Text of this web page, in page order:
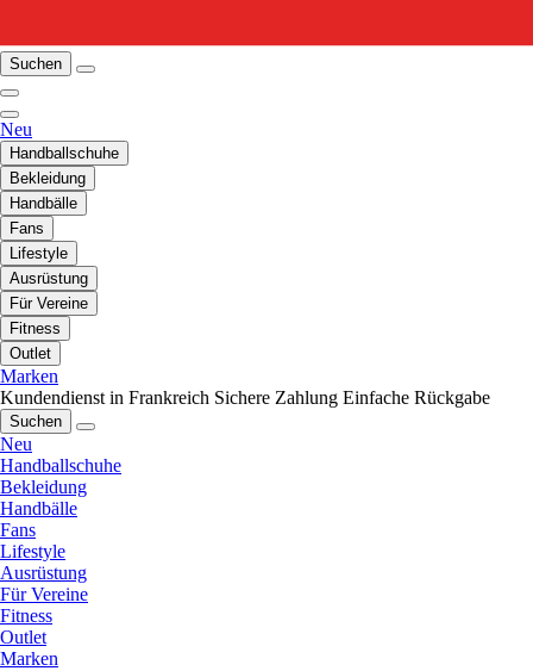
Suchen
Neu
Handballschuhe
Bekleidung
Handbälle
Fans
Lifestyle
Ausrüstung
Für Vereine
Fitness
Outlet
Marken
Kundendienst in Frankreich Sichere Zahlung Einfache Rückgabe
Suchen
Neu
Handballschuhe
Bekleidung
Handbälle
Fans
Lifestyle
Ausrüstung
Für Vereine
Fitness
Outlet
Marken